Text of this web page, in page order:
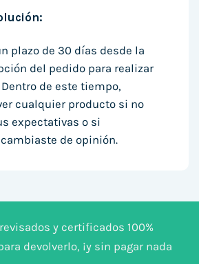
plazo de 30 días desde la
del pedido para realizar
de este tiempo,
cualquier producto si no
expectativas o si
de opinión.
y certificados 100%
devolverlo, ¡y sin pagar nada